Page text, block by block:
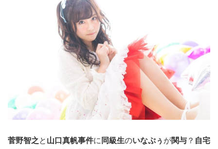
菅野智之と 山口真帆事件に 同級生のいなぷぅ が関与 ？ 自宅